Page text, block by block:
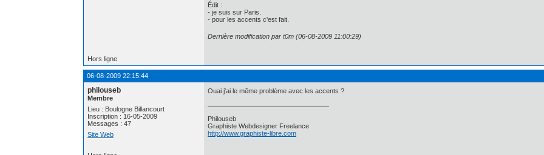
Édit :
- je suis sur Paris.
- pour les accents c'est fait.
Dernière modification par t0m (06-08-2009 11:00:29)
Hors ligne
06-08-2009 22:15:44
philouseb
Membre
Lieu : Boulogne Billancourt
Inscription : 16-05-2009
Messages : 47
Site Web
Ouai j'ai le même problème avec les accents ?
Philouseb
Graphiste Webdesigner Freelance
http://www.graphiste-libre.com